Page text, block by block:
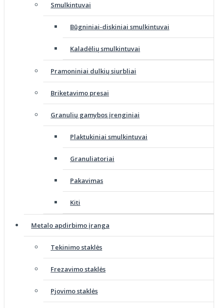
Smulkintuvai
Būgniniai-diskiniai smulkintuvai
Kaladėlių smulkintuvai
Pramoniniai dulkių siurbliai
Briketavimo presai
Granulių gamybos įrenginiai
Plaktukiniai smulkintuvai
Granuliatoriai
Pakavimas
Kiti
Metalo apdirbimo įranga
Tekinimo staklės
Frezavimo staklės
Pjovimo staklės